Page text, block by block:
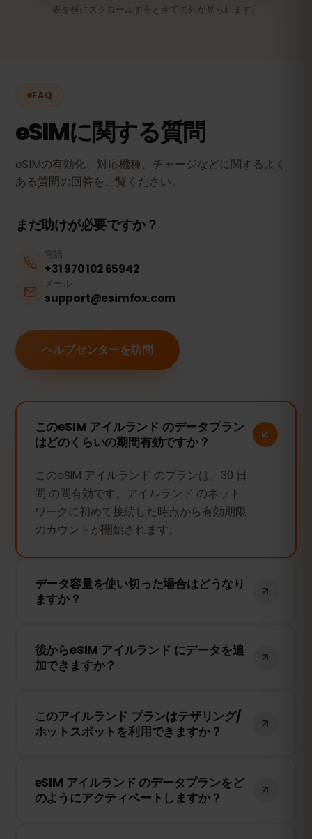
表を横にスクロールすると全ての列が見られます。
FAQ
eSIMに関する質問
eSIMの有効化、対応機種、チャージなどに関するよく
ある質問の回答をご覧ください。
まだ助けが必要ですか？
電話
+31 970 102 65942
メール
support@esimfox.com
ヘルプセンターを訪問
このeSIM アイルランド のデータプラン
はどのくらいの期間有効ですか？
このeSIM アイルランド のプランは、30 日
間 の間有効です。アイルランド のネット
ワークに初めて接続した時点から有効期限
のカウントが開始されます。
データ容量を使い切った場合はどうなり
ますか？
接続は停止します。eSIMFOXのダッシュボ
ードから簡単にデータを追加購入して、引
後からeSIM アイルランド にデータを追
加できますか？
く、いつでもデータを追加できます。アカ
ウントにログインして、必要なデータ量を
このアイルランド プランはテザリング/
ホットスポットを利用できますか？
して、他のデバイスとインターネット接続
を共有できます。ただし、速度や接続状況
eSIM アイルランド のデータプランをど
のようにアクティベートしますか？